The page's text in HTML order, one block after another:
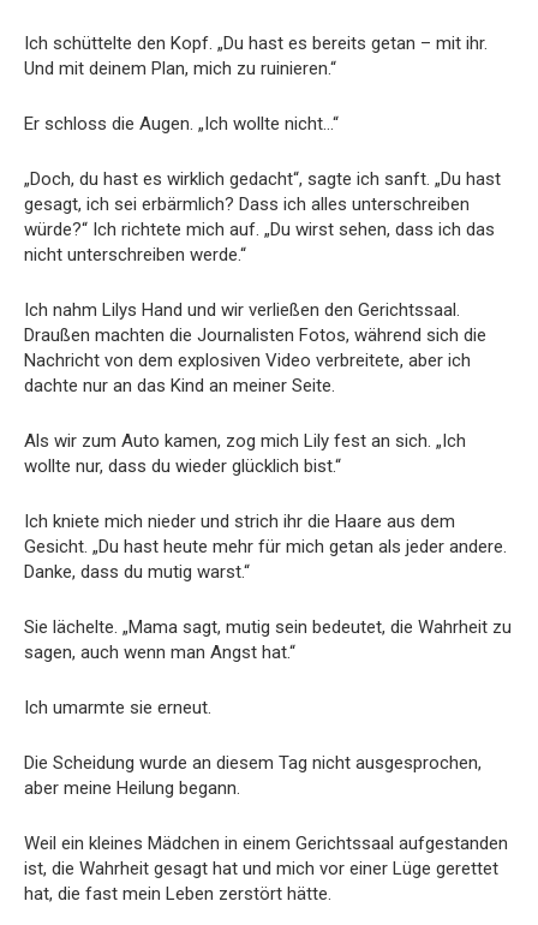
Ich schüttelte den Kopf. „Du hast es bereits getan – mit ihr.
Und mit deinem Plan, mich zu ruinieren.“
Er schloss die Augen. „Ich wollte nicht…“
„Doch, du hast es wirklich gedacht“, sagte ich sanft. „Du hast
gesagt, ich sei erbärmlich? Dass ich alles unterschreiben
würde?“ Ich richtete mich auf. „Du wirst sehen, dass ich das
nicht unterschreiben werde.“
Ich nahm Lilys Hand und wir verließen den Gerichtssaal.
Draußen machten die Journalisten Fotos, während sich die
Nachricht von dem explosiven Video verbreitete, aber ich
dachte nur an das Kind an meiner Seite.
Als wir zum Auto kamen, zog mich Lily fest an sich. „Ich
wollte nur, dass du wieder glücklich bist.“
Ich kniete mich nieder und strich ihr die Haare aus dem
Gesicht. „Du hast heute mehr für mich getan als jeder andere.
Danke, dass du mutig warst.“
Sie lächelte. „Mama sagt, mutig sein bedeutet, die Wahrheit zu
sagen, auch wenn man Angst hat.“
Ich umarmte sie erneut.
Die Scheidung wurde an diesem Tag nicht ausgesprochen,
aber meine Heilung begann.
Weil ein kleines Mädchen in einem Gerichtssaal aufgestanden
ist, die Wahrheit gesagt hat und mich vor einer Lüge gerettet
hat, die fast mein Leben zerstört hätte.